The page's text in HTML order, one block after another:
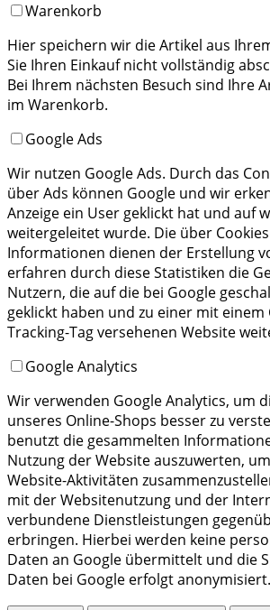
Warenkorb
Hier speichern wir die Artikel aus
Sie Ihren Einkauf nicht vollständig
Bei Ihrem nächsten Besuch sind Ihre
im Warenkorb.
Google Ads
Wir nutzen Google Ads. Durch das
über Ads können Google und wir
Anzeige ein User geklickt hat und auf
weitergeleitet wurde. Die über
Informationen dienen der Erstellung
erfahren durch diese Statistiken die
Nutzern, die auf die bei Google
geklickt haben und zu einer mit einem
Tracking-Tag versehenen Website
Google Analytics
Wir verwenden Google Analytics, um
unseres Online-Shops besser zu
benutzt die gesammelten
Nutzung der Website auszuwerten,
Website-Aktivitäten
mit der Websitenutzung und der
verbundene Dienstleistungen
erbringen. Hierbei werden keine
Daten an Google übermittelt und die
Daten bei Google erfolgt anonymisiert.